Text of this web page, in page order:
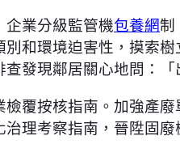
企業分級監管機包養網制
和環境迫害性，摸索
發現鄰居關心地問：
檢覆按核指南。加強產
理考察指南，晉陞固